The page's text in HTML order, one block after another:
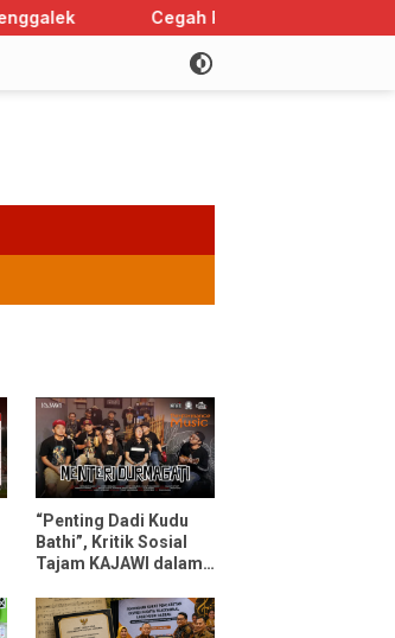
Cegah Perkawinan Anak, Trenggalek Sabet
“Penting Dadi Kudu
Bathi”, Kritik Sosial
Tajam KAJAWI dalam
Durmagati